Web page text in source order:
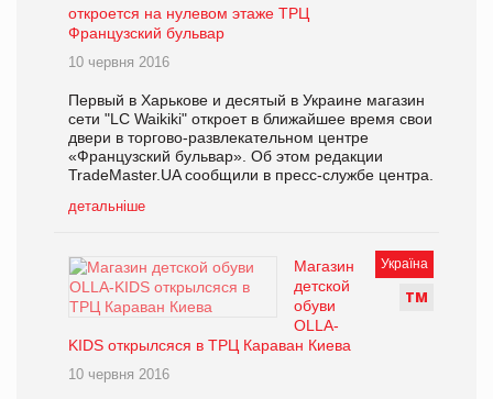
откроется на нулевом этаже ТРЦ
Французский бульвар
10 червня 2016
Первый в Харькове и десятый в Украине магазин
сети "LC Waikiki" откроет в ближайшее время свои
двери в торгово-развлекательном центре
«Французский бульвар». Об этом редакции
TradeMaster.UA сообщили в пресс-службе центра.
детальніше
Україна
ТМ
Магазин
детской
обуви
OLLA-
KIDS открылсяся в ТРЦ Караван Киева
10 червня 2016